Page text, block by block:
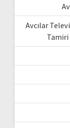
Avcılar
Tamiri